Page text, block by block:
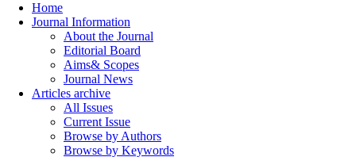
Home
Journal Information
About the Journal
Editorial Board
Aims& Scopes
Journal News
Articles archive
All Issues
Current Issue
Browse by Authors
Browse by Keywords